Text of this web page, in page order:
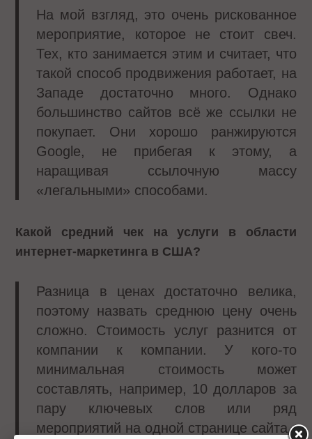
На мой взгляд, это очень рискованное
мероприятие, которое не стоит свеч.
Тех, кто занимается этим и считает, что
такой способ продвижения работает, на
Западе достаточно много. Однако
большинство сайтов всё же ссылки не
покупает. Они хорошо ранжируются
Google, не прибегая к этому, а
наращивая ссылочную массу
«легальными» способами.
Какой средний чек на услуги в области
интернет-маркетинга в США?
Разница в ценах достаточно велика,
поэтому назвать среднюю цену очень
сложно. Стоимость услуг разнится от
компании к компании. У кого-то
минимальная стоимость может
составлять, например, 10 долларов за
пару ключевых слов или ряд
мероприятий на одной странице сайта.